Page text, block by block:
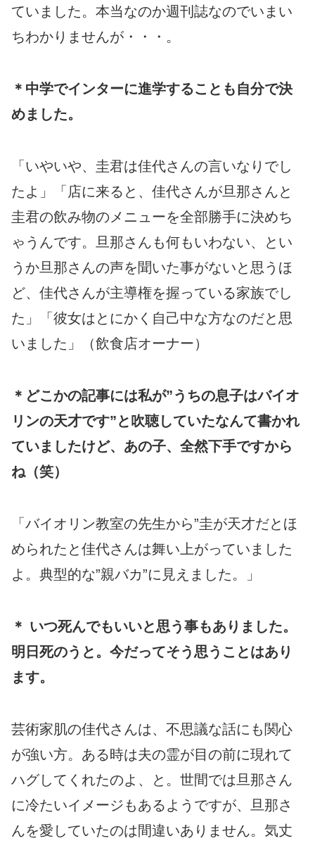
ていました。本当なのか週刊誌なのでいまい
ちわかりませんが・・・。
＊中学でインターに進学することも自分で決
めました。
「いやいや、圭君は佳代さんの言いなりでし
たよ」「店に来ると、佳代さんが旦那さんと
圭君の飲み物のメニューを全部勝手に決めち
ゃうんです。旦那さんも何もいわない、とい
うか旦那さんの声を聞いた事がないと思うほ
ど、佳代さんが主導権を握っている家族でし
た」「彼女はとにかく自己中な方なのだと思
いました」（飲食店オーナー）
＊どこかの記事には私が”うちの息子はバイオ
リンの天才です”と吹聴していたなんて書かれ
ていましたけど、あの子、全然下手ですから
ね（笑）
「バイオリン教室の先生から”圭が天才だとほ
められたと佳代さんは舞い上がっていました
よ。典型的な”親バカ”に見えました。」
＊ いつ死んでもいいと思う事もありました。
明日死のうと。今だってそう思うことはあり
ます。
芸術家肌の佳代さんは、不思議な話にも関心
が強い方。ある時は夫の霊が目の前に現れて
ハグしてくれたのよ、と。世間では旦那さん
に冷たいイメージもあるようですが、旦那さ
んを愛していたのは間違いありません。気丈